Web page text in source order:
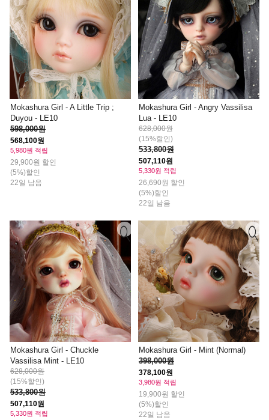
Mokashura Girl - A Little Trip ;
Duyou - LE10
598,000원
568,100원
5,980원 적립
29,900원 할인
(5%)할인
22일 남음
Mokashura Girl - Angry Vassilisa
Lua - LE10
628,000원
(15%할인)
533,800원
507,110원
5,330원 적립
26,690원 할인
(5%)할인
22일 남음
Mokashura Girl - Chuckle
Vassilisa Mint - LE10
628,000원
(15%할인)
533,800원
507,110원
5,330원 적립
Mokashura Girl - Mint (Normal)
398,000원
378,100원
3,980원 적립
19,900원 할인
(5%)할인
22일 남음